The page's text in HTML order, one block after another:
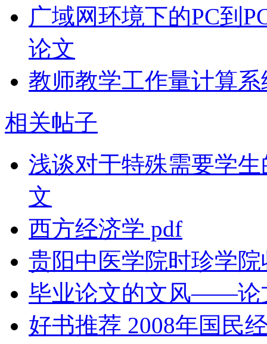
广域网环境下的PC到
论文
教师教学工作量计算
相关帖子
浅谈对于特殊需要学
文
西方经济学 pdf
贵阳中医学院时珍学
毕业论文的文风——论
好书推荐 2008年国民